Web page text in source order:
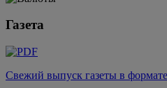
Газета
Свежий выпуск газеты в